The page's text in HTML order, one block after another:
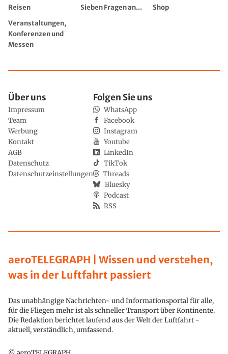
Reisen
Sieben Fragen an...
Shop
Veranstaltungen,
Konferenzen und
Messen
aeroTELEGRAPH | Wissen und verstehen,
was in der Luftfahrt passiert
Das unabhängige Nachrichten- und Informationsportal für alle,
für die Fliegen mehr ist als schneller Transport über Kontinente.
Die Redaktion berichtet laufend aus der Welt der Luftfahrt -
aktuell, verständlich, umfassend.
Über uns
Impressum
Team
Werbung
Kontakt
AGB
Datenschutz
Datenschutzeinstellungen
Folgen Sie uns
WhatsApp
Facebook
Instagram
Youtube
LinkedIn
TikTok
Threads
Bluesky
Podcast
RSS